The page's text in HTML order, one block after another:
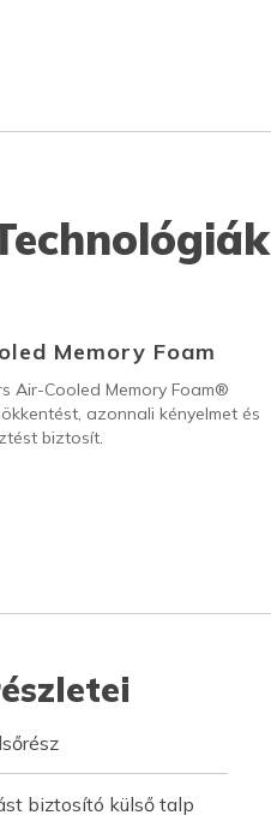
Memory Foam
Air-Cooled Memory Foam®
azonnali kényelmet és
biztosít.
biztosító külső talp